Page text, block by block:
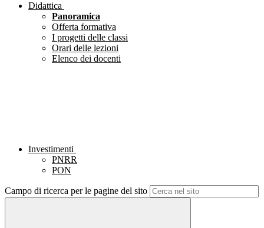
Didattica
Panoramica
Offerta formativa
I progetti delle classi
Orari delle lezioni
Elenco dei docenti
Investimenti
PNRR
PON
Campo di ricerca per le pagine del sito